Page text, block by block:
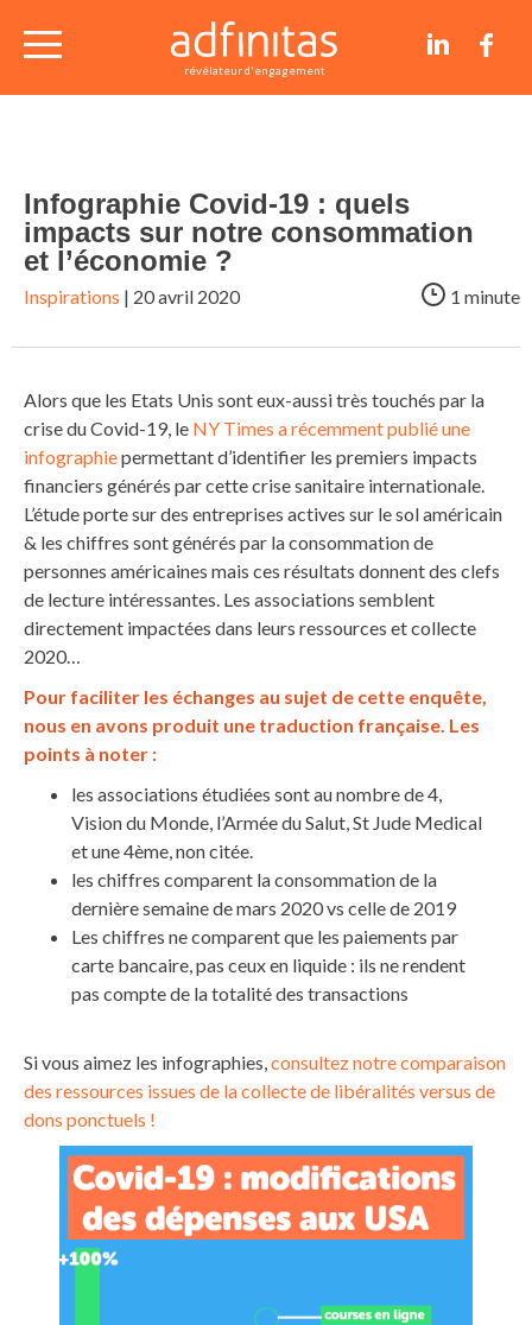
révélateur d'engagement
nos études de cas
contact
Infographie Covid-19 : quels
impacts sur notre consommation
et l’économie ?
Inspirations | 20 avril 2020 1 minute
Alors que les Etats Unis sont eux-aussi très touchés par la
crise du Covid-19, le NY Times a récemment publié une
infographiepermettant d’identifier les premiers impacts
financiers générés par cette crise sanitaire internationale.
L’étude porte sur des entreprises actives sur le sol américain
& les chiffres sont générés par la consommation de
personnes américaines mais ces résultats donnent des clefs
de lecture intéressantes. Les associations semblent
directement impactées dans leurs ressources et collecte
2020…
Pour faciliter les échanges au sujet de cette enquête,
nous en avons produit une traduction française. Les
points à noter :
les associations étudiées sont au nombre de 4,
Vision du Monde, l’Armée du Salut, St Jude Medical
et une 4ème, non citée.
les chiffres comparent la consommation de la
dernière semaine de mars 2020 vs celle de 2019
Les chiffres ne comparent que les paiements par
carte bancaire, pas ceux en liquide : ils ne rendent
pas compte de la totalité des transactions
Si vous aimez les infographies,consultez notre comparaison
des ressources issues de la collecte de libéralités versus de
dons ponctuels !